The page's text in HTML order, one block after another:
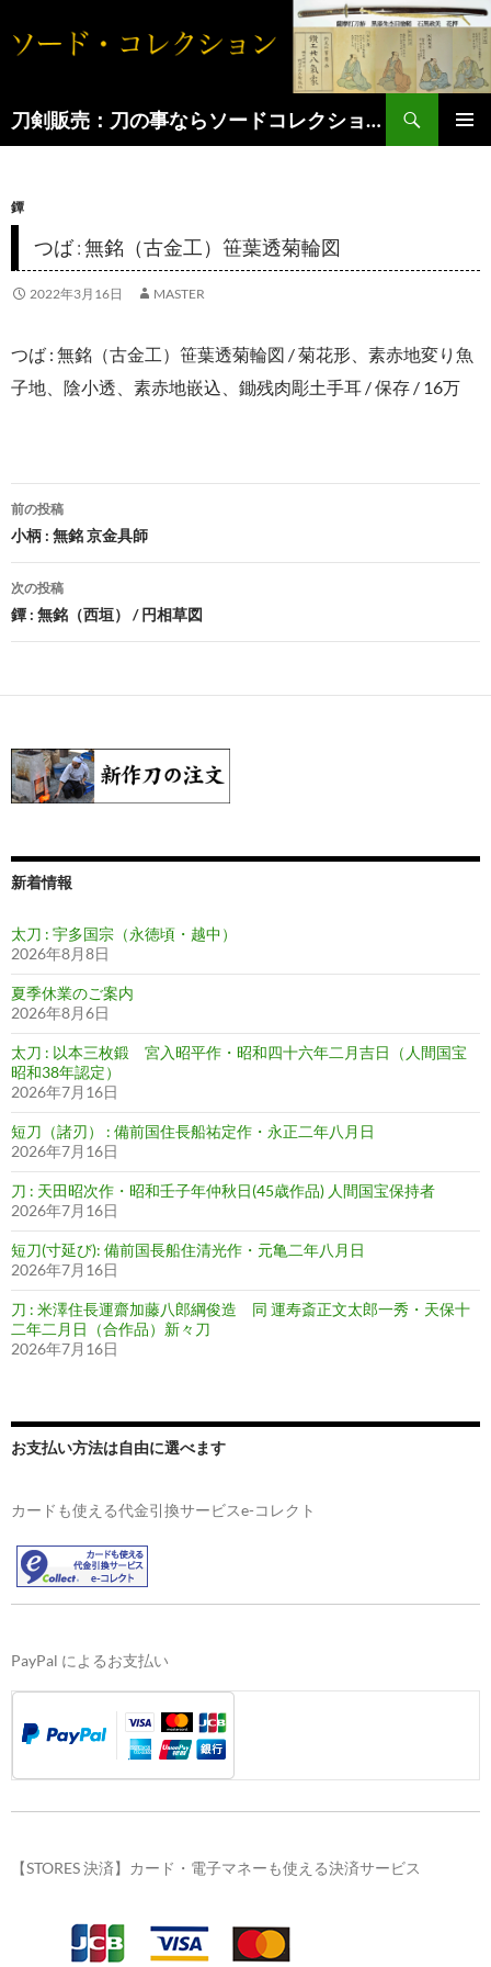
ン
ツ
ス
ッ
刀剣販売：刀の事ならソードコレクションへ
検
索
鐔
つば : 無銘（古金工）笹葉透菊輪図
2022年3月16日 MASTER
つば : 無銘（古金工）笹葉透菊輪図 / 菊花形、素赤地変り魚
子地、陰小透、素赤地嵌込、鋤残肉彫土手耳 / 保存 / 16万
投
稿
ナ
ビ
ゲ
ー
ョ
ン
前の投稿
小柄 : 無銘 京金具師
次の投稿
鐔 : 無銘（西垣） / 円相草図
新着情報
太刀 : 宇多国宗（永徳頃・越中）
2026年8月8日
夏季休業のご案内
2026年8月6日
太刀 : 以本三枚鍛 宮入昭平作・昭和四十六年二月吉日（人間国宝
昭和38年認定）
2026年7月16日
短刀（諸刃） : 備前国住長船祐定作・永正二年八月日
2026年7月16日
刀 : 天田昭次作・昭和壬子年仲秋日(45歳作品) 人間国宝保持者
2026年7月16日
短刀(寸延び): 備前国長船住清光作・元亀二年八月日
2026年7月16日
刀 : 米澤住長運齋加藤八郎綱俊造 同 運寿斎正文太郎一秀・天保十
二年二月日（合作品）新々刀
2026年7月16日
お支払い方法は自由に選べます
カードも使える代金引換サービスe-コレクト
PayPal によるお支払い
【STORES 決済】カード・電子マネーも使える決済サービス